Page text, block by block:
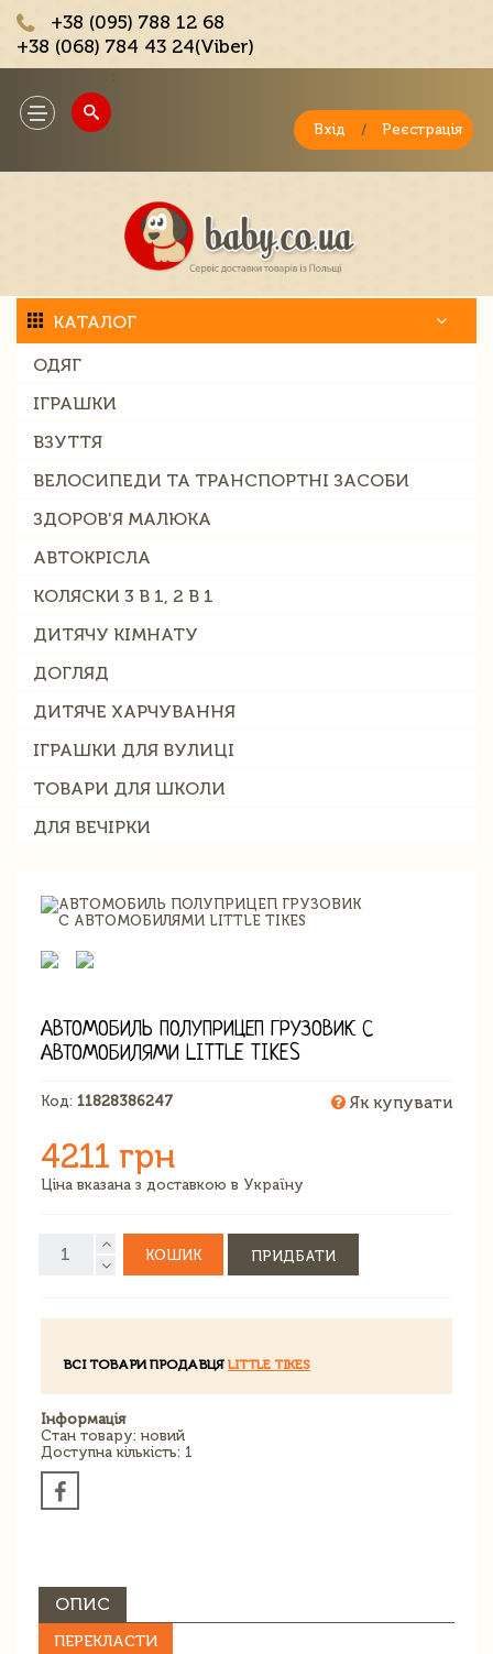
+38 (095) 788 12 68
+38 (068) 784 43 24(Viber)
Toggle
navigation
Вхід / Реєстрація
КАТАЛОГ
ОДЯГ
ІГРАШКИ
ВЗУТТЯ
ВЕЛОСИПЕДИ ТА ТРАНСПОРТНІ ЗАСОБИ
ЗДОРОВ'Я МАЛЮКА
АВТОКРІСЛА
КОЛЯСКИ 3 В 1, 2 В 1
ДИТЯЧУ КІМНАТУ
ДОГЛЯД
ДИТЯЧЕ ХАРЧУВАННЯ
ІГРАШКИ ДЛЯ ВУЛИЦІ
ТОВАРИ ДЛЯ ШКОЛИ
ДЛЯ ВЕЧІРКИ
АВТОМОБИЛЬ ПОЛУПРИЦЕП ГРУЗОВИК С
АВТОМОБИЛЯМИ LITTLE TIKES
Код: 11828386247 Як купувати
4211 грн
Ціна вказана з доставкою в Україну
КОШИК ПРИДБАТИ
ВСІ ТОВАРИ ПРОДАВЦЯ LITTLE TIKES
Інформація
Стан товару: новий
Доступна кількість: 1
ОПИС
ПЕРЕКЛАСТИ